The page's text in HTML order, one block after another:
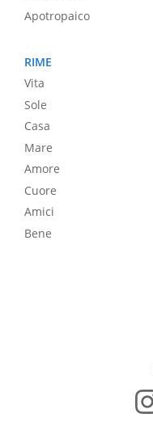
Apotropaico
RIME
Vita
Sole
Casa
Mare
Amore
Cuore
Amici
Bene